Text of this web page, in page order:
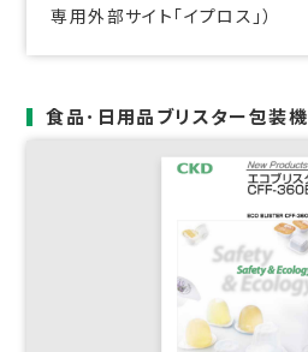
専用外部サイト「イプロス」）
食品･日用品ブリスター包装機